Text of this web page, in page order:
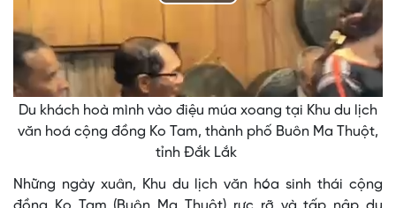
Du khách hoà mình vào điệu múa xoang tại Khu du lịch
văn hoá cộng đồng Ko Tam, thành phố Buôn Ma Thuột,
tỉnh Đắk Lắk
Những ngày xuân, Khu du lịch văn hóa sinh thái cộng